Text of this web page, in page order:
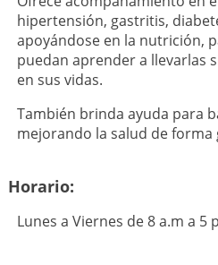
hipertensión, gastritis,
apoyándose en la nutrición,
puedan aprender a llevarlas
en sus vidas.
También brinda ayuda para
mejorando la salud de forma
Horario:
Lunes a Viernes de 8 a.m a 5